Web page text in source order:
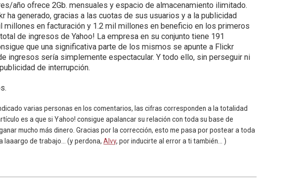
año ofrece 2Gb. mensuales y espacio de almacenamiento ilimitado.
ha generado, gracias a las cuotas de sus usuarios y a la publicidad
millones en facturación y 1.2 mil millones en beneficio en los primeros
de ingresos de Yahoo! La empresa en su conjunto tiene 191
que una significativa parte de los mismos se apunte a Flickr
ingresos sería simplemente espectacular. Y todo ello, sin perseguir ni
de interrupción.
varias personas en los comentarios, las cifras corresponden a la totalidad
es a que si Yahoo! consigue apalancar su relación con toda su base de
mucho más dinero. Gracias por la corrección, esto me pasa por postear a toda
laaargo de trabajo… (y perdona,Alvy, por inducirte al error a ti también… )